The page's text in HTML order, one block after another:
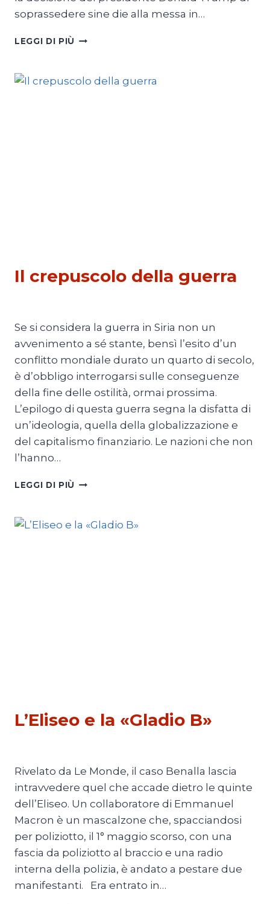
soprassedere sine die alla messa in…
LEGGI DI PIÙ L’AMMINISTRAZIONE
L’IRAN
Il crepuscolo della guerra
Se si considera la guerra in Siria non un
avvenimento a sé stante, bensì l’esito d’un
conflitto mondiale durato un quarto di secolo,
è d’obbligo interrogarsi sulle conseguenze
della fine delle ostilità, ormai prossima.
L’epilogo di questa guerra segna la disfatta di
un’ideologia, quella della globalizzazione e
del capitalismo finanziario. Le nazioni che non
l’hanno…
LEGGI DI PIÙ IL
GUERRA
L’Eliseo e la «Gladio B»
Rivelato da Le Monde, il caso Benalla lascia
intravvedere quel che accade dietro le quinte
dell’Eliseo. Un collaboratore di Emmanuel
Macron è un mascalzone che, spacciandosi
per poliziotto, il 1° maggio scorso, con una
fascia da poliziotto al braccio e una radio
interna della polizia, è andato a pestare due
manifestanti. Era entrato in…